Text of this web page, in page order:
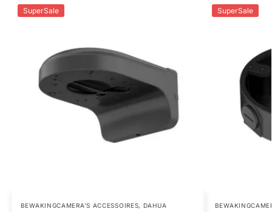
SuperSale
BEWAKINGCAMERA'S ACCESSOIRES, DAHUA
SuperSale